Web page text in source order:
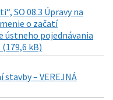
SO 08.3 Úpravy na
o začatí
ústneho pojednávania
kB)
– VEREJNÁ